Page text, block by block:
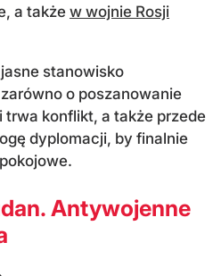
a także w wojnie Rosji
stanowisko
o poszanowanie
trwa konflikt, a także przede
dyplomacji, by finalnie
Antywojenne